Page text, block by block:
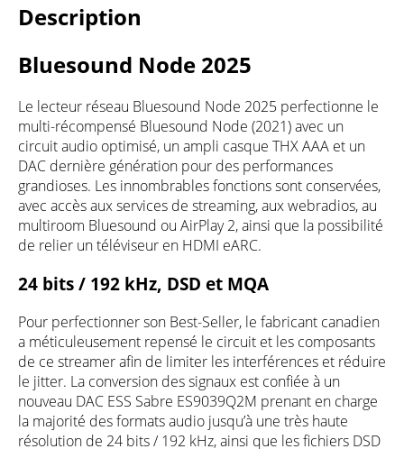
Description
Bluesound Node 2025
Le lecteur réseau Bluesound Node 2025 perfectionne le
multi-récompensé Bluesound Node (2021)avec un
circuit audio optimisé, un ampli casque THX AAA et un
DAC dernière génération pour des performances
grandioses. Les innombrables fonctions sont conservées,
avec accès aux services de streaming, aux webradios, au
multiroom Bluesound ou AirPlay 2, ainsi que la possibilité
de relier un téléviseur en HDMI eARC.
24 bits / 192 kHz, DSD et MQA
Pour perfectionner son Best-Seller, le fabricant canadien
a méticuleusement repensé le circuit et les composants
de ce streamer afin de limiter les interférences et réduire
le jitter. La conversion des signaux est confiée à un
nouveau DAC ESS Sabre ES9039Q2M prenant en charge
la majorité des formats audio jusqu’à une très haute
résolution de 24 bits / 192 kHz, ainsi que les fichiers DSD